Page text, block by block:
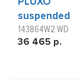
suspended
143864W2 WD
36 465 р.